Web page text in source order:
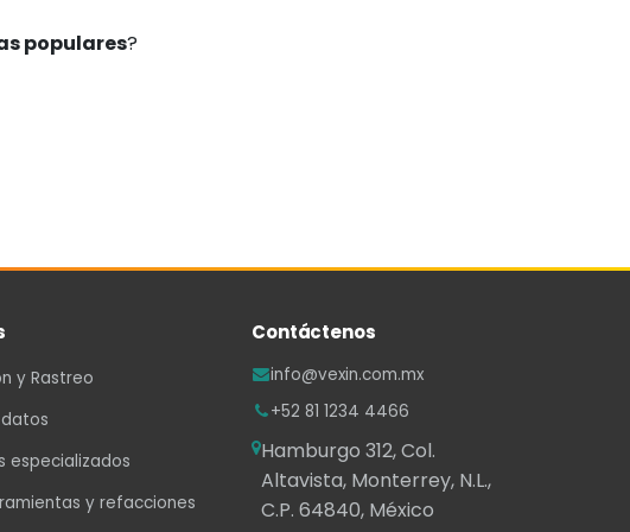
populares?
y Rastreo
especializados
y refacciones
Contáctenos
info@vexin.com.mx
+52 81 1234 4466
Hamburgo 312, Col.
Altavista, Monterrey, N.L.,
C.P. 64840, México